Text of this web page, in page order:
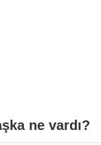
ne vardı?